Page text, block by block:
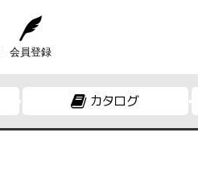
会員登録
カタログ